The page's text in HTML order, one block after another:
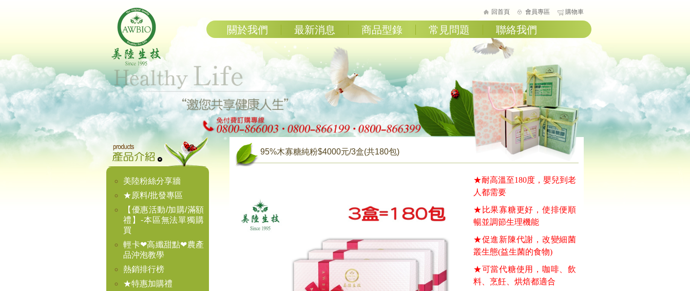
回首頁 會員專區 購物車
關於我們 最新消息 商品型錄 常見問題 聯絡我們
95%木寡糖純粉$4000元/3盒(共180包)
★耐高溫至180度，嬰兒到老
人都需要
★比果寡糖更好，使排便順
暢並調節生理機能
★促進新陳代謝，改變細菌
叢生態(益生菌的食物)
★可當代糖使用，咖啡、飲
料、烹飪、烘焙都適合
美陸粉絲分享牆
★原料/批發專區
【優惠活動/加購/滿額
禮】-本區無法單獨購
買
輕卡❤高纖甜點❤農產
品沖泡教學
熱銷排行榜
★特惠加購禮